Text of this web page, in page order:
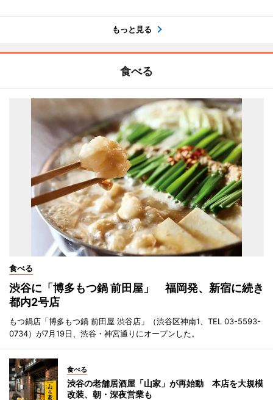
もっと見る
食べる
食べる
渋谷に「博多もつ鍋 前田屋」 福岡発、新宿に続き
都内2号店
もつ鍋店「博多もつ鍋 前田屋 渋谷店」（渋谷区神南1、TEL 03-5593-
0734）が7月19日、渋谷・神宮通りにオープンした。
食べる
渋谷の老舗居酒屋「山家」が再始動 本店を大規模
改装、朝・深夜営業も